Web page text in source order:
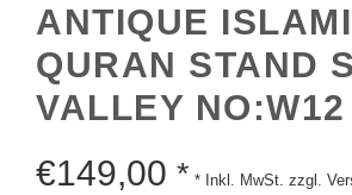
ANTIQUE
QURAN STAND
VALLEY NO:W12
€149,00 * * Inkl. MwSt. zzgl.